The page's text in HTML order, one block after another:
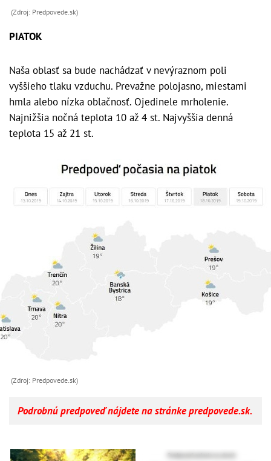
(Zdroj: Predpovede.sk)
PIATOK
Naša oblasť sa bude nachádzať v nevýraznom poli
vyššieho tlaku vzduchu. Prevažne polojasno, miestami
hmla alebo nízka oblačnosť. Ojedinele mrholenie.
Najnižšia nočná teplota 10 až 4 st. Najvyššia denná
teplota 15 až 21 st.
(Zdroj: Predpovede.sk)
Podrobnú predpoveď nájdete na stránke predpovede.sk.